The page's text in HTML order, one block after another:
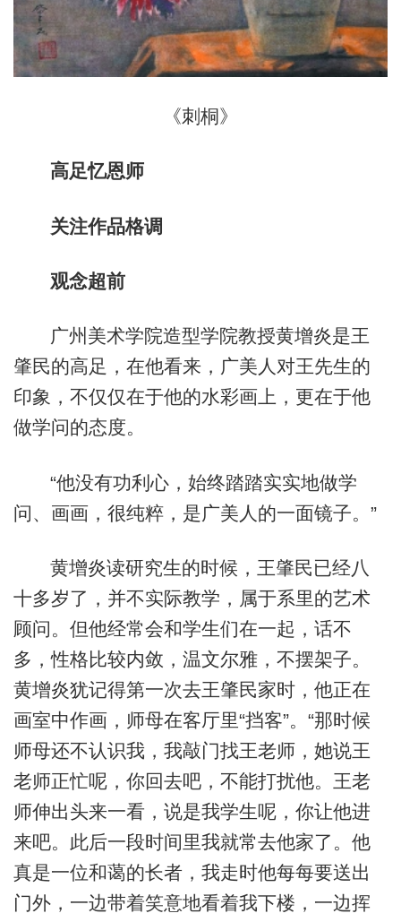
《刺桐》
高足忆恩师
关注作品格调
观念超前
广州美术学院造型学院教授黄增炎是王
肇民的高足，在他看来，广美人对王先生的
印象，不仅仅在于他的水彩画上，更在于他
做学问的态度。
“他没有功利心，始终踏踏实实地做学
问、画画，很纯粹，是广美人的一面镜子。”
黄增炎读研究生的时候，王肇民已经八
十多岁了，并不实际教学，属于系里的艺术
顾问。但他经常会和学生们在一起，话不
多，性格比较内敛，温文尔雅，不摆架子。
黄增炎犹记得第一次去王肇民家时，他正在
画室中作画，师母在客厅里“挡客”。“那时候
师母还不认识我，我敲门找王老师，她说王
老师正忙呢，你回去吧，不能打扰他。王老
师伸出头来一看，说是我学生呢，你让他进
来吧。此后一段时间里我就常去他家了。他
真是一位和蔼的长者，我走时他每每要送出
门外，一边带着笑意地看着我下楼，一边挥